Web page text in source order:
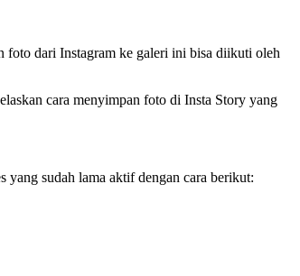
foto dari Instagram ke galeri ini bisa diikuti oleh
cara menyimpan foto di Insta Story yang
sudah lama aktif dengan cara berikut: